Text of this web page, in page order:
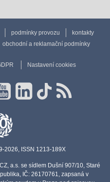
podmínky provozu
kontakty
obchodní a reklamační podmínky
Nastavení cookies
2026, ISSN 1213-189X
a.s. se sídlem Dušní 907/10, Staré
IČ: 26170761, zapsaná v